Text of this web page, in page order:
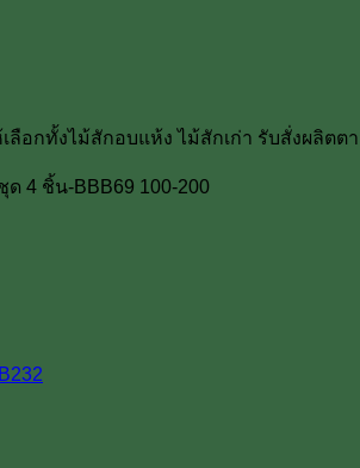
อกทั้งไม้สักอบแห้ง ไม้สักเก่า รับสั่งผลิตต